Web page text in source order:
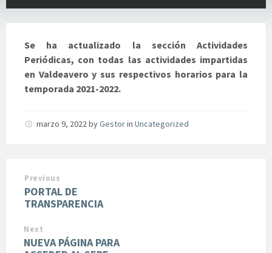
Se ha actualizado la sección Actividades
Periódicas, con todas las actividades impartidas
en Valdeavero y sus respectivos horarios para la
temporada 2021-2022.
marzo 9, 2022byGestorin Uncategorized
Previous
PORTAL DE
TRANSPARENCIA
Next
NUEVA PÁGINA PARA